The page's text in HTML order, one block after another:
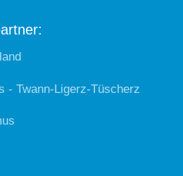
- Twann-Ligerz-Tüscherz